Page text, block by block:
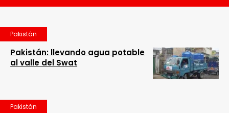
Pakistán
Pakistán: llevando agua potable
al valle del Swat
Pakistán